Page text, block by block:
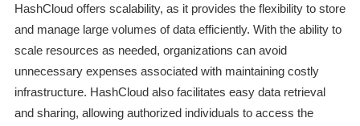
HashCloud offers scalability, as it provides the flexibility to store
and manage large volumes of data efficiently. With the ability to
scale resources as needed, organizations can avoid
unnecessary expenses associated with maintaining costly
infrastructure. HashCloud also facilitates easy data retrieval
and sharing, allowing authorized individuals to access the